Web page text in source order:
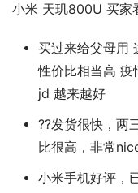
小米 天玑800U 买家
买过来给父母用
性价比相当高 疫
jd 越来越好
??发货很快，两
比很高，非常
小米手机好评，